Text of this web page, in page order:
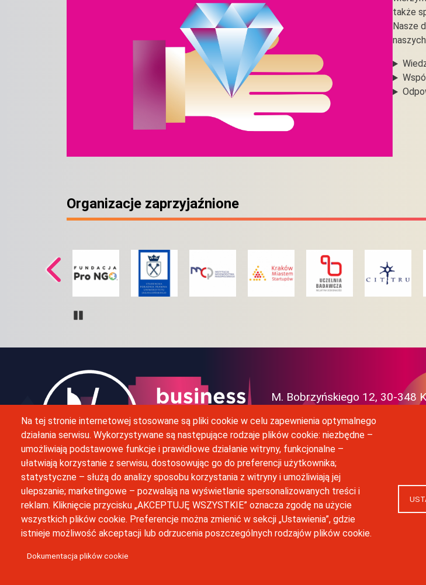
Na tej stronie internetowej stosowane są pliki cookie w celu zapewnienia optymalnego
działania serwisu. Wykorzystywane są następujące rodzaje plików cookie: niezbędne –
umożliwiają podstawowe funkcje i prawidłowe działanie witryny, funkcjonalne –
ułatwiają korzystanie z serwisu, dostosowując go do preferencji użytkownika;
statystyczne – służą do analizy sposobu korzystania z witryny i umożliwiają jej
ulepszanie; marketingowe – pozwalają na wyświetlanie spersonalizowanych treści i
reklam. Kliknięcie przycisku „AKCEPTUJĘ WSZYSTKIE” oznacza zgodę na użycie
wszystkich plików cookie. Preferencje można zmienić w sekcji „Ustawienia”, gdzie
istnieje możliwość akceptacji lub odrzucenia poszczególnych rodzajów plików cookie.
Dokumentacja plików cookie
także
Nasze
Organizacje zaprzyjaźnione
Obraz
M. Bobrzyńskiego 12, 30-348
(12) 664 42 06
inkubator@uj.edu.pl
Business Idea Center zostało sfinansowanie w ramach Programu
© Wszystkie prawa zastrzeżone, Business Idea Center